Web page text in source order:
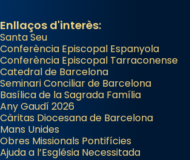
Enllaços d'interès:
Santa Seu
Conferència Episcopal Espanyola
Conferència Episcopal Tarraconense
Catedral de Barcelona
Seminari Conciliar de Barcelona
Basílica de la Sagrada Família
Any Gaudí 2026
Càritas Diocesana de Barcelona
Mans Unides
Obres Missionals Pontifícies
Ajuda a l’Església Necessitada